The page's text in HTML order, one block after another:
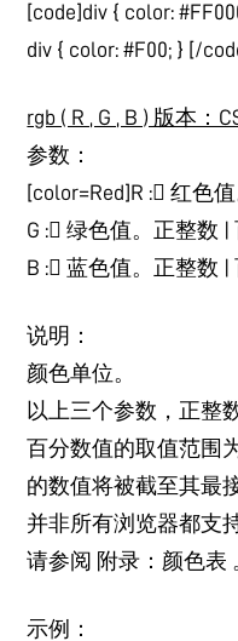
[code]div { color:
div { color: #F00; } [/
rgb ( R , G , B ) 版本
参数：
[color=Red]R : 红色
G : 绿色值。正整数 |
B : 蓝色值。正整数 |
说明：
颜色单位。
以上三个参数，正整
百分数值的取值范围
的数值将被截至其最
并非所有浏览器都支
请参阅 附录：颜色表
示例：